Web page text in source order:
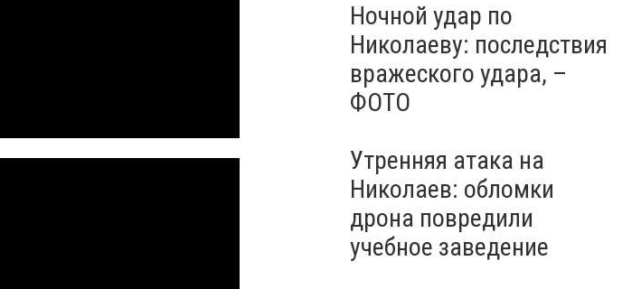
Ночной удар по
Николаеву: последствия
вражеского удара, –
ФОТО
Утренняя атака на
Николаев: обломки
дрона повредили
учебное заведение